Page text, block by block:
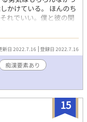
かけている。 ほんのち
れでいい。僕と彼の関
のペンだ。君のもの
た、世界でただ一本の
、染めることだ。貴方に
染めてあげる。
新日 2022.7.16 登録日 2022.7.16
痴漢要素あり
15